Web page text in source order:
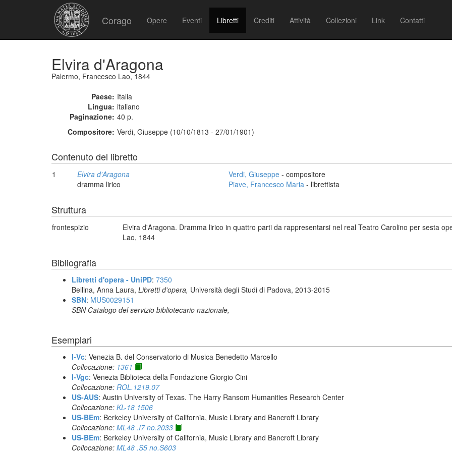
Corago Opere Eventi Libretti Crediti Attività Collezioni Link Contatti
Elvira d'Aragona
Palermo, Francesco Lao, 1844
Paese: Italia
Lingua: italiano
Paginazione: 40 p.
Compositore: Verdi, Giuseppe (10/10/1813 - 27/01/1901)
Contenuto del libretto
1
Elvira d'Aragona
dramma lirico
Verdi, Giuseppe - compositore
Piave, Francesco Maria - librettista
Struttura
frontespizio
Elvira d'Aragona. Dramma lirico in quattro parti da rappresentarsi nel real Teatro Carolino per sesta
Lao, 1844
Bibliografia
Libretti d'opera - UniPD: 7350
Bellina, Anna Laura, Libretti d'opera, Università degli Studi di Padova, 2013-2015
SBN: MUS0029151
SBN Catalogo del servizio bibliotecario nazionale,
Esemplari
I-Vc: Venezia B. del Conservatorio di Musica Benedetto Marcello
Collocazione: 1361
I-Vgc: Venezia Biblioteca della Fondazione Giorgio Cini
Collocazione: ROL.1219.07
US-AUS: Austin University of Texas. The Harry Ransom Humanities Research Center
Collocazione: KL-18 1506
US-BEm: Berkeley University of California, Music Library and Bancroft Library
Collocazione: ML48 .I7 no.2033
US-BEm: Berkeley University of California, Music Library and Bancroft Library
Collocazione: ML48 .S5 no.S603